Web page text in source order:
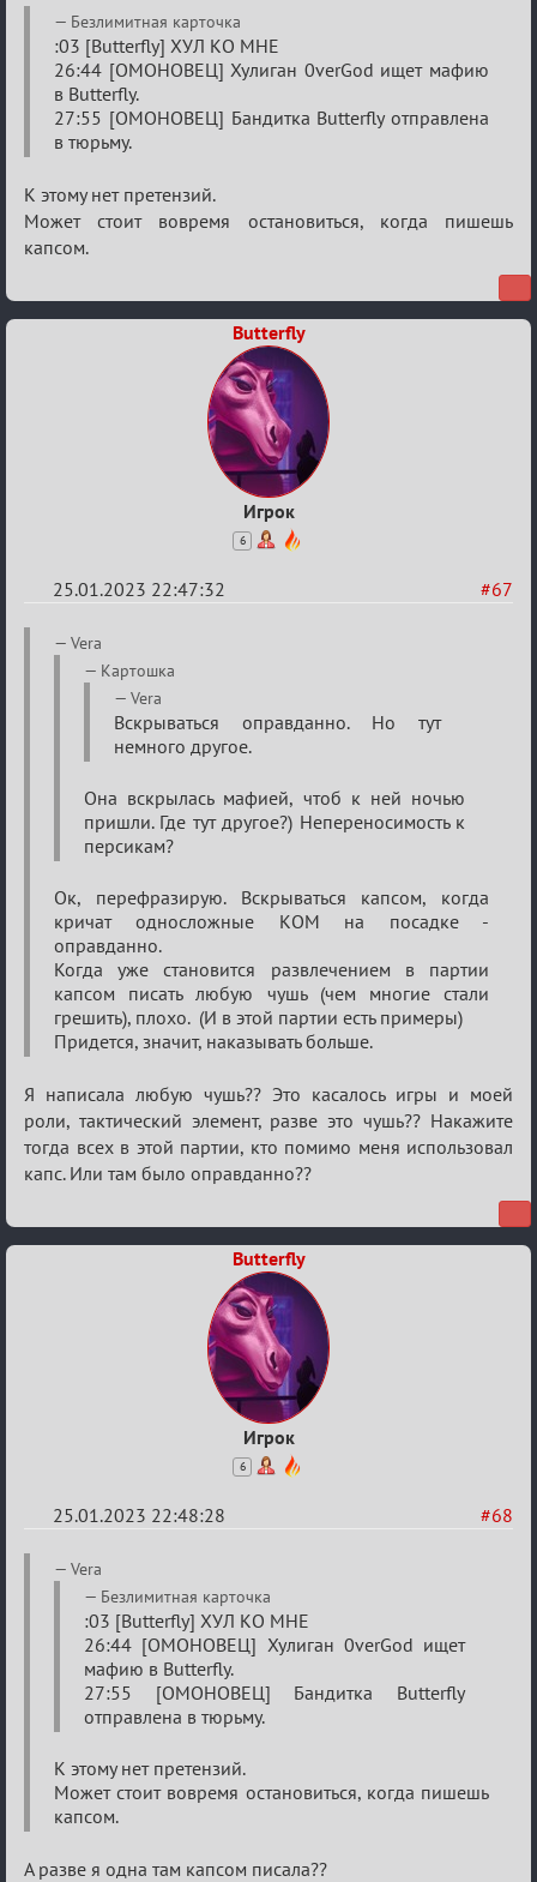
Re:
Обсуждение
«Justice»
Безлимитная карточка
:03 [Butterfly] ХУЛ КО МНЕ
26:44 [ОМОНОВЕЦ] Хулиган 0verGod ищет мафию
в Butterfly.
27:55 [ОМОНОВЕЦ] Бандитка Butterfly отправлена
в тюрьму.
К этому нет претензий.
Может стоит вовремя остановиться, когда пишешь
капсом.
Butterfly
Игрок
6
#67
25.01.2023 22:47:32
Re:
Обсуждение
«Justice»
Vera
Картошка
Vera
Вскрываться оправданно. Но тут
немного другое.
Она вскрылась мафией, чтоб к ней ночью
пришли. Где тут другое?) Непереносимость к
персикам?
Ок, перефразирую. Вскрываться капсом, когда
кричат односложные КОМ на посадке -
оправданно.
Когда уже становится развлечением в партии
капсом писать любую чушь (чем многие стали
грешить), плохо. (И в этой партии есть примеры)
Придется, значит, наказывать больше.
Я написала любую чушь?? Это касалось игры и моей
роли, тактический элемент, разве это чушь?? Накажите
тогда всех в этой партии, кто помимо меня использовал
капс. Или там было оправданно??
Butterfly
Игрок
6
#68
25.01.2023 22:48:28
Re:
Обсуждение
«Justice»
Vera
Безлимитная карточка
:03 [Butterfly] ХУЛ КО МНЕ
26:44 [ОМОНОВЕЦ] Хулиган 0verGod ищет
мафию в Butterfly.
27:55 [ОМОНОВЕЦ] Бандитка Butterfly
отправлена в тюрьму.
К этому нет претензий.
Может стоит вовремя остановиться, когда пишешь
капсом.
А разве я одна там капсом писала??